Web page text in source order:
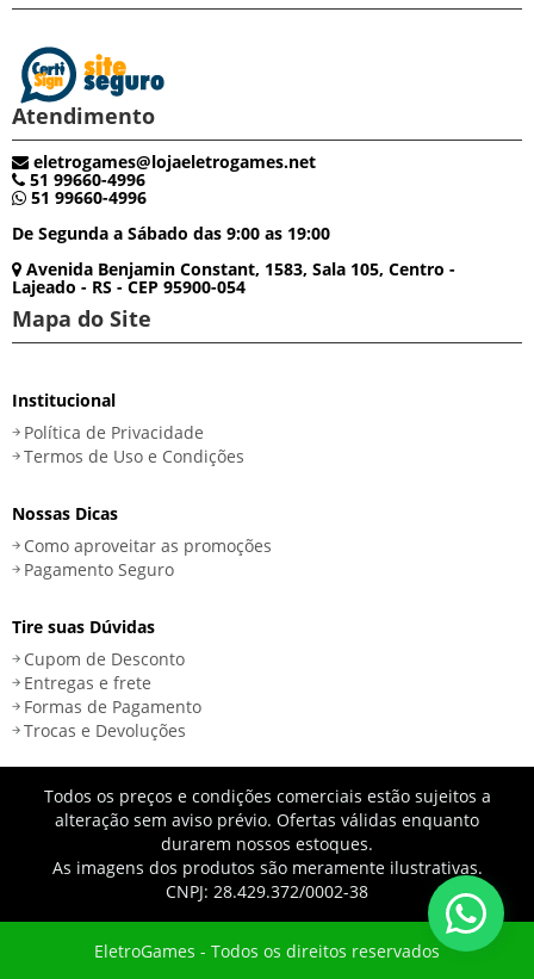
Atendimento
eletrogames@lojaeletrogames.net
51 99660-4996
51 99660-4996
De Segunda a Sábado das 9:00 as 19:00
Avenida Benjamin Constant, 1583, Sala 105, Centro -
Lajeado - RS - CEP 95900-054
Mapa do Site
Institucional
Política de Privacidade
Termos de Uso e Condições
Nossas Dicas
Como aproveitar as promoções
Pagamento Seguro
Tire suas Dúvidas
Cupom de Desconto
Entregas e frete
Formas de Pagamento
Trocas e Devoluções
Todos os preços e condições comerciais estão sujeitos a
alteração sem aviso prévio. Ofertas válidas enquanto
durarem nossos estoques.
As imagens dos produtos são meramente ilustrativas.
CNPJ: 28.429.372/0002-38
EletroGames - Todos os direitos reservados